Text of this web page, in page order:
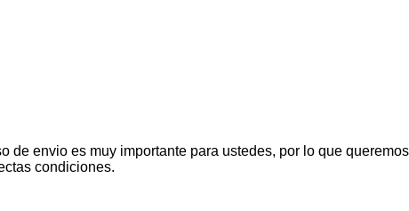
de envio es muy importante para ustedes, por lo que
condiciones.